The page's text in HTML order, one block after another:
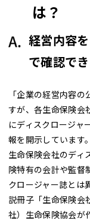
は？
経営内容
で確認で
「企業の経営内容
すが、各生命保険会
にディスクロージャ
報を開示しています。
生命保険会社のディ
険特有の会計や監督
クロージャー誌とは
説冊子「生命保険会
社）生命保険協会が